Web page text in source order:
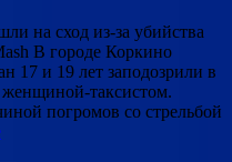
на сход из-за убийства
В городе Коркино
17 и 19 лет заподозрили в
женщиной-таксистом.
погромов со стрельбой